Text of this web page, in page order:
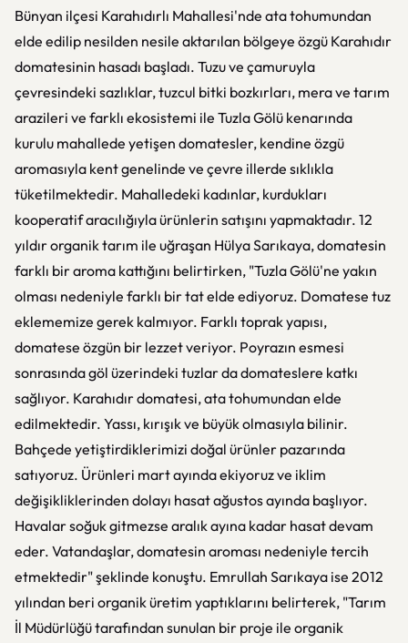
Bünyan ilçesi Karahıdırlı Mahallesi'nde ata tohumundan
elde edilip nesilden nesile aktarılan bölgeye özgü Karahıdır
domatesinin hasadı başladı. Tuzu ve çamuruyla
çevresindeki sazlıklar, tuzcul bitki bozkırları, mera ve tarım
arazileri ve farklı ekosistemi ile Tuzla Gölü kenarında
kurulu mahallede yetişen domatesler, kendine özgü
aromasıyla kent genelinde ve çevre illerde sıklıkla
tüketilmektedir. Mahalledeki kadınlar, kurdukları
kooperatif aracılığıyla ürünlerin satışını yapmaktadır. 12
yıldır organik tarım ile uğraşan Hülya Sarıkaya, domatesin
farklı bir aroma kattığını belirtirken, "Tuzla Gölü'ne yakın
olması nedeniyle farklı bir tat elde ediyoruz. Domatese tuz
eklememize gerek kalmıyor. Farklı toprak yapısı,
domatese özgün bir lezzet veriyor. Poyrazın esmesi
sonrasında göl üzerindeki tuzlar da domateslere katkı
sağlıyor. Karahıdır domatesi, ata tohumundan elde
edilmektedir. Yassı, kırışık ve büyük olmasıyla bilinir.
Bahçede yetiştirdiklerimizi doğal ürünler pazarında
satıyoruz. Ürünleri mart ayında ekiyoruz ve iklim
değişikliklerinden dolayı hasat ağustos ayında başlıyor.
Havalar soğuk gitmezse aralık ayına kadar hasat devam
eder. Vatandaşlar, domatesin aroması nedeniyle tercih
etmektedir" şeklinde konuştu. Emrullah Sarıkaya ise 2012
yılından beri organik üretim yaptıklarını belirterek, "Tarım
İl Müdürlüğü tarafından sunulan bir proje ile organik